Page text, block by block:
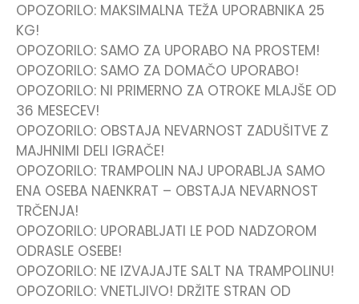
OPOZORILO: MAKSIMALNA TEŽA UPORABNIKA 25
KG!
OPOZORILO: SAMO ZA UPORABO NA PROSTEM!
OPOZORILO: SAMO ZA DOMAČO UPORABO!
OPOZORILO: NI PRIMERNO ZA OTROKE MLAJŠE OD
36 MESECEV!
OPOZORILO: OBSTAJA NEVARNOST ZADUŠITVE Z
MAJHNIMI DELI IGRAČE!
OPOZORILO: TRAMPOLIN NAJ UPORABLJA SAMO
ENA OSEBA NAENKRAT – OBSTAJA NEVARNOST
TRČENJA!
OPOZORILO: UPORABLJATI LE POD NADZOROM
ODRASLE OSEBE!
OPOZORILO: NE IZVAJAJTE SALT NA TRAMPOLINU!
OPOZORILO: VNETLJIVO! DRŽITE STRAN OD